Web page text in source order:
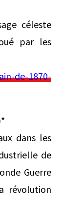
céleste
par les
de-1870-
dans les
de
Guerre
révolution